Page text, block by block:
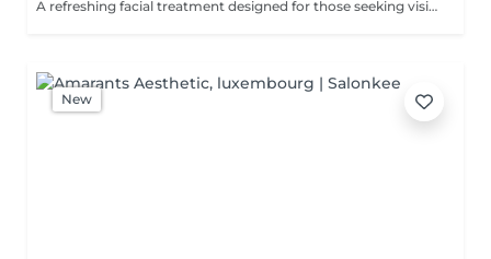
A refreshing facial treatment designed for those seeking visible results in a short amount of time. Cleansing, exfoliation, and targeted skincare help leave the complexion looking fresh, radiant, and revitalised. Facial lymphatic drainage can be incorporated upon request.
New